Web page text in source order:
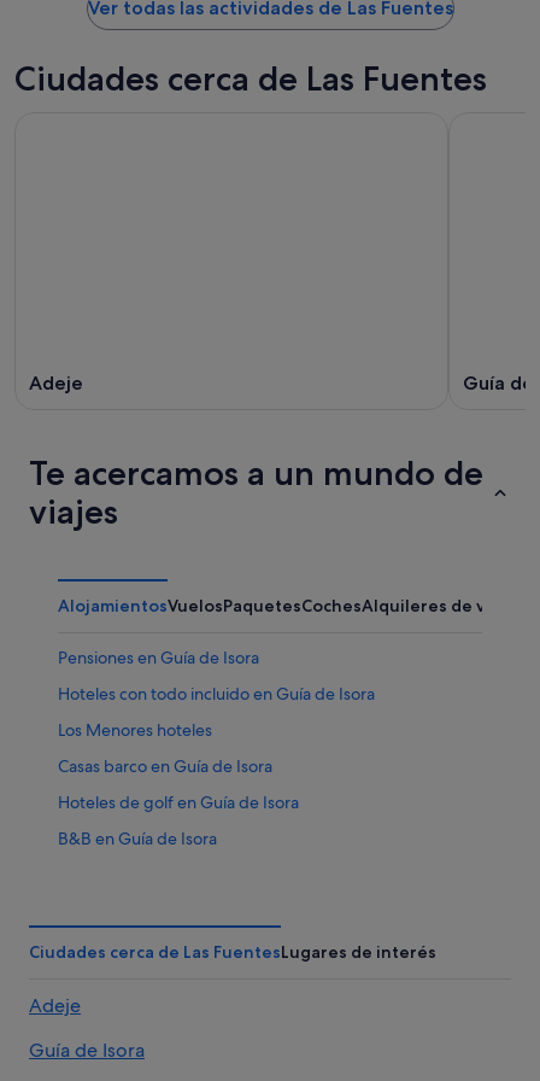
Ver todas las actividades de Las Fuentes
Ciudades cerca de Las Fuentes
Adeje Guía de
Te acercamos a un mundo de
viajes
AlojamientosVuelosPaquetesCochesAlquileres de
Pensiones en Guía de Isora
Hoteles con todo incluido en Guía de Isora
Los Menores hoteles
Casas barco en Guía de Isora
Hoteles de golf en Guía de Isora
B&B en Guía de Isora
Hoteles con todo incluido en Adeje
Apartamentos en Guía de Isora
Condominios en Guía de Isora
Ciudades cerca de Las FuentesLugares de interés
Adeje
Guía de Isora